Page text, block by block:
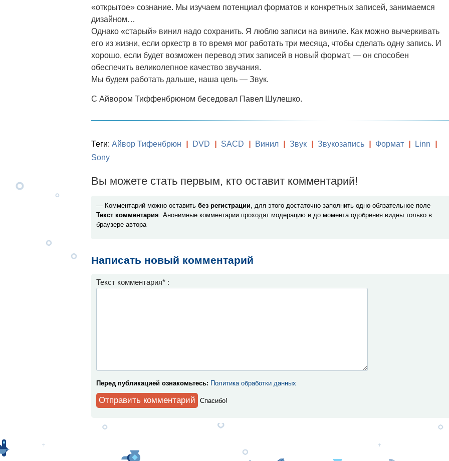
«открытое» сознание. Мы изучаем потенциал форматов и конкретных записей, занимаемся
дизайном…
Однако «старый» винил надо сохранить. Я люблю записи на виниле. Как можно вычеркивать
его из жизни, если оркестр в то время мог работать три месяца, чтобы сделать одну запись. И
хорошо, если будет возможен перевод этих записей в новый формат, — он способен
обеспечить великолепное качество звучания.
Мы будем работать дальше, наша цель — Звук.
С Айвором Тиффенбрюном беседовал Павел Шулешко.
Теги: Айвор Тифенбрюн DVD SACD Винил Звук Звукозапись Формат Linn
Sony
Вы можете стать первым, кто оставит комментарий!
— Комментарий можно оставить без регистрации, для этого достаточно заполнить одно обязательное поле
Текст комментария. Анонимные комментарии проходят модерацию и до момента одобрения видны только в
браузере автора
Написать новый комментарий
Текст комментария* :
Перед публикацией ознакомьтесь: Политика обработки данных
Спaсибо!